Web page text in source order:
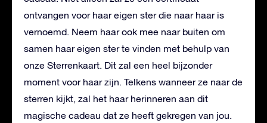
ontvangen voor haar eigen ster die naar haar is
vernoemd. Neem haar ook mee naar buiten om
samen haar eigen ster te vinden met behulp van
onze Sterrenkaart. Dit zal een heel bijzonder
moment voor haar zijn. Telkens wanneer ze naar de
sterren kijkt, zal het haar herinneren aan dit
magische cadeau dat ze heeft gekregen van jou.